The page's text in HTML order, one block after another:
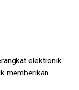
elektronik
memberikan